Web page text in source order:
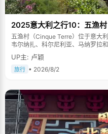
2025意大利之行10：五渔村
五渔村（Cinque Terre）位于意大
韦尔纳扎、科尔尼利亚、马纳罗拉
山傍海，房屋色彩斑斓，1997年被
UP主: 卢颖
旅行 • 2026/8/2